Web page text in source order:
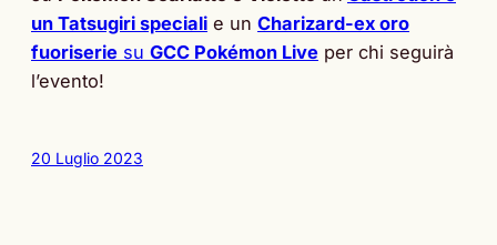
un Tatsugiri speciali e un Charizard-ex oro
fuoriserie su GCC Pokémon Live per chi seguirà
l’evento!
20 Luglio 2023